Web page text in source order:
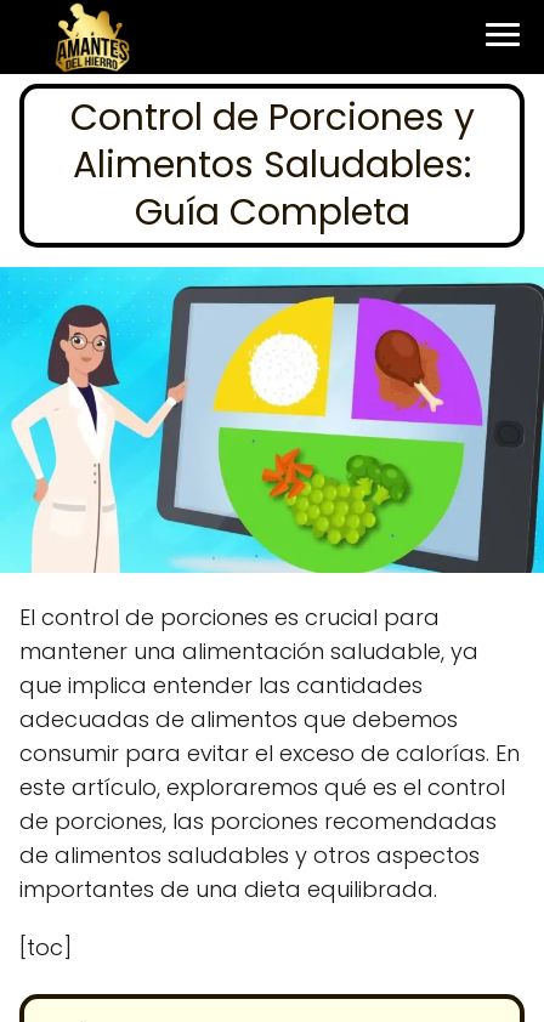
Control de Porciones y
Alimentos Saludables:
Guía Completa
El control de porciones es crucial para
mantener una alimentación saludable, ya
que implica entender las cantidades
adecuadas de alimentos que debemos
consumir para evitar el exceso de calorías. En
este artículo, exploraremos qué es el control
de porciones, las porciones recomendadas
de alimentos saludables y otros aspectos
importantes de una dieta equilibrada.
[toc]